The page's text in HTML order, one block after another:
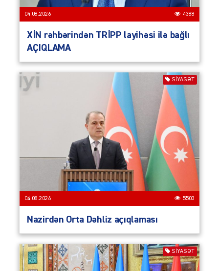
04.08.2026 4388
XİN rəhbərindən TRİPP layihəsi ilə bağlı
AÇIQLAMA
SIYASƏT
04.08.2026 5503
Nazirdən Orta Dəhliz açıqlaması
SIYASƏT